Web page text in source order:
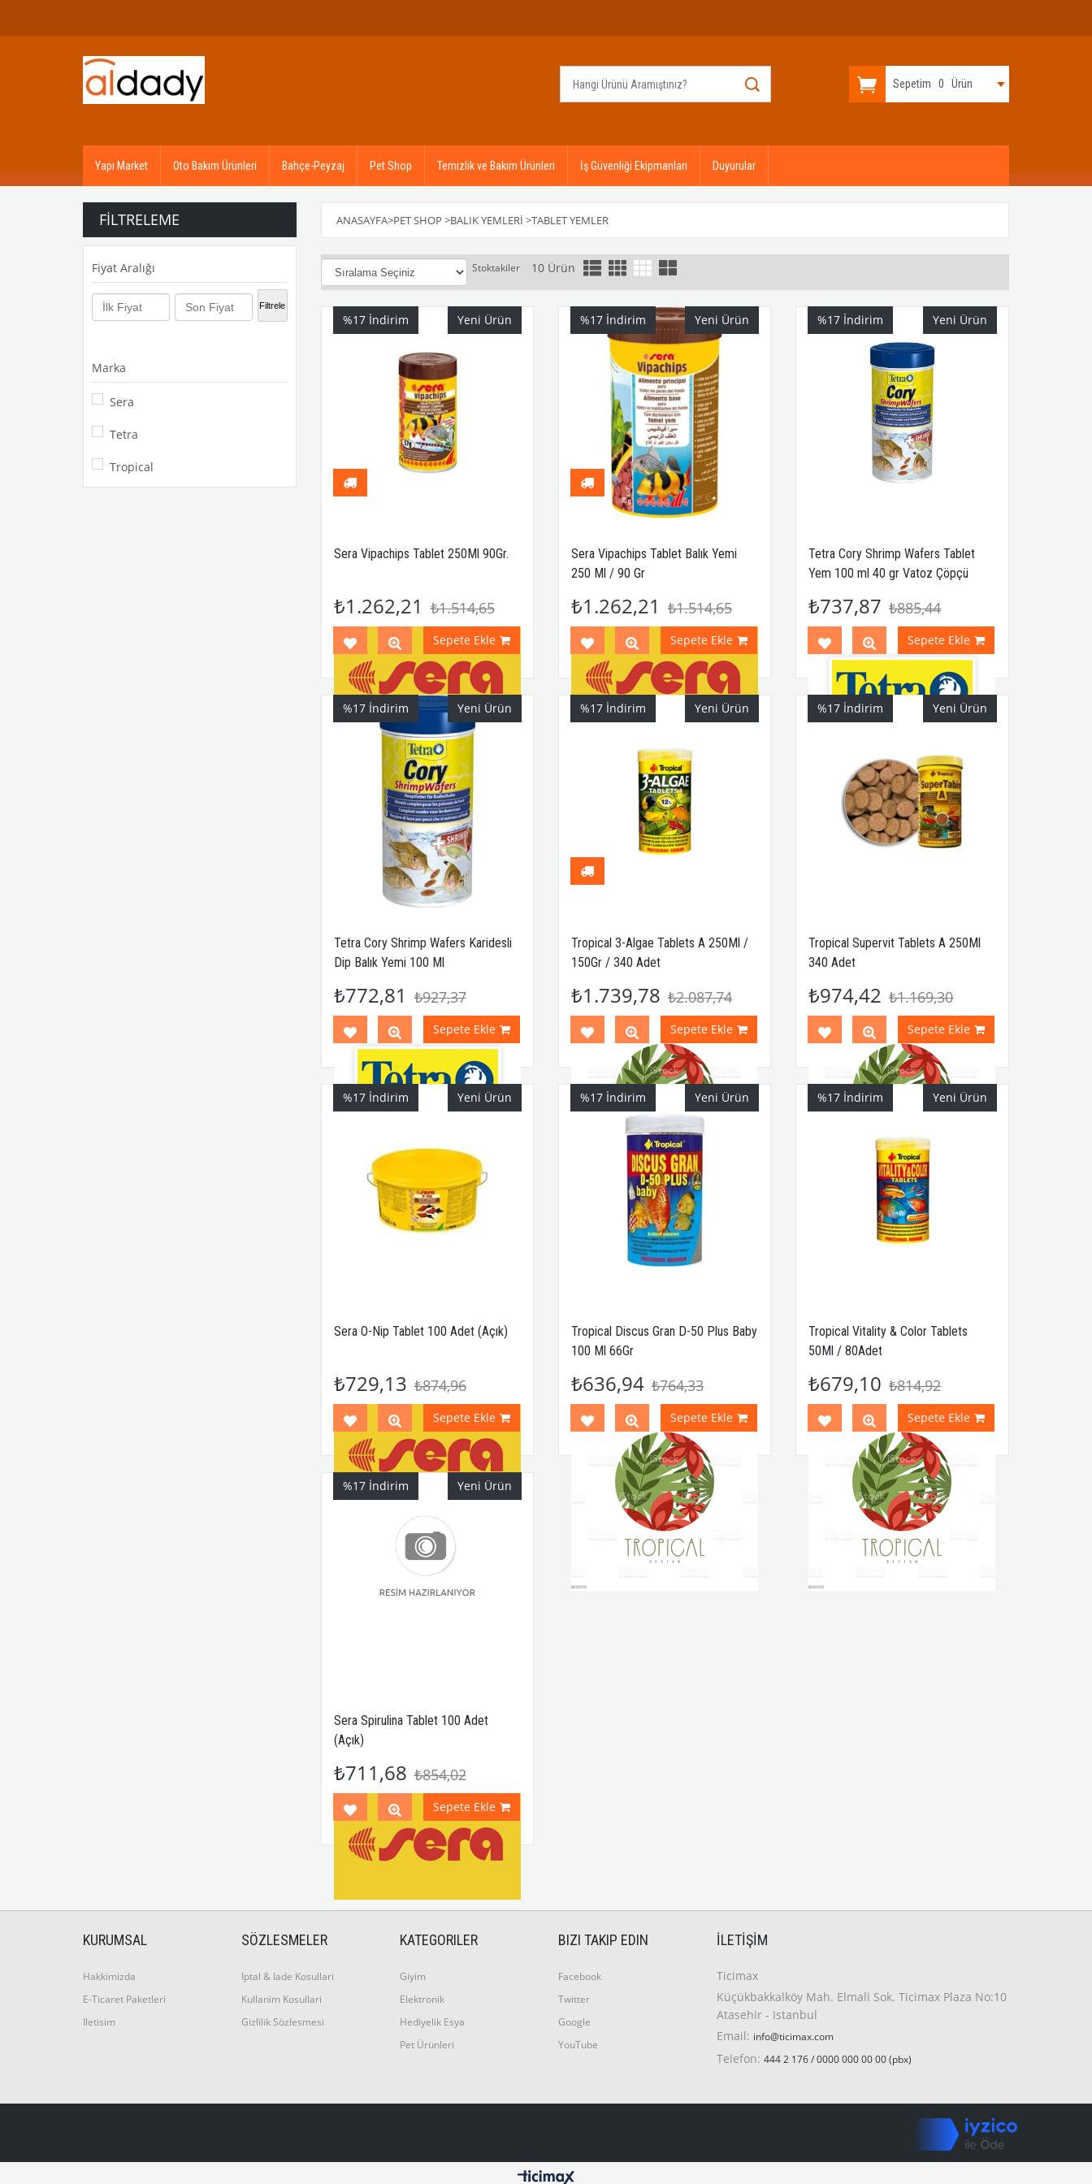
Sepetim 0 Ürün
Yapı Market Oto Bakım Ürünleri Bahçe-Peyzaj Pet Shop Temizlik ve Bakım Ürünleri İş Güvenliği Ekipmanları Duyurular
FILTRELEME
Fiyat Aralığı
Filtrele
₺1.000,00 - ₺5.000,00
Marka
Sera
Tetra
Tropical
ANASAYFA>PET SHOP >BALIK YEMLERI >TABLET YEMLER
Stoktakiler 10 Ürün
Sera Vipachips Tablet 250Ml 90Gr.
₺1.262,21 ₺1.514,65
Sepete Ekle
%17 İndirim Yeni Ürün
Sera Vipachips Tablet Balık Yemi
250 Ml / 90 Gr
₺1.262,21 ₺1.514,65
Sepete Ekle
%17 İndirim Yeni Ürün
Tetra Cory Shrimp Wafers Tablet
Yem 100 ml 40 gr Vatoz Çöpçü
₺737,87 ₺885,44
Sepete Ekle
%17 İndirim Yeni Ürün
Tetra Cory Shrimp Wafers Karidesli
Dip Balık Yemi 100 Ml
₺772,81 ₺927,37
Sepete Ekle
%17 İndirim Yeni Ürün
Tropical 3-Algae Tablets A 250Ml /
150Gr / 340 Adet
₺1.739,78 ₺2.087,74
Sepete Ekle
%17 İndirim Yeni Ürün
Tropical Supervit Tablets A 250Ml
340 Adet
₺974,42 ₺1.169,30
Sepete Ekle
%17 İndirim Yeni Ürün
Sera O-Nip Tablet 100 Adet (Açık)
₺729,13 ₺874,96
Sepete Ekle
%17 İndirim Yeni Ürün
Tropical Discus Gran D-50 Plus Baby
100 Ml 66Gr
₺636,94 ₺764,33
Sepete Ekle
%17 İndirim Yeni Ürün
Tropical Vitality & Color Tablets
50Ml / 80Adet
₺679,10 ₺814,92
Sepete Ekle
%17 İndirim Yeni Ürün
Sera Spirulina Tablet 100 Adet
(Açık)
₺711,68 ₺854,02
Sepete Ekle
%17 İndirim Yeni Ürün
KURUMSAL
Hakkimizda
E-Ticaret Paketleri
Iletisim
SÖZLESMELER
Iptal & Iade Kosullari
Kullanim Kosullari
Gizlilik Sözlesmesi
KATEGORILER
Giyim
Elektronik
Hediyelik Esya
Pet Ürünleri
BIZI TAKIP EDIN
Facebook
Twitter
Google
YouTube
İLETIŞIM
Ticimax
Küçükbakkalköy Mah. Elmali Sok. Ticimax Plaza No:10
Atasehir - Istanbul
Email: info@ticimax.com
Telefon: 444 2 176 / 0000 000 00 00 (pbx)